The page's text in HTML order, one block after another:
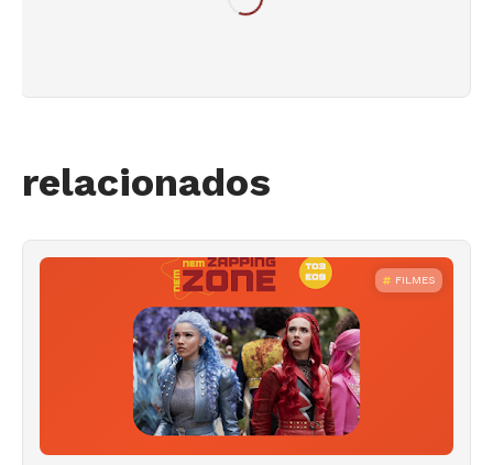
relacionados
FILMES